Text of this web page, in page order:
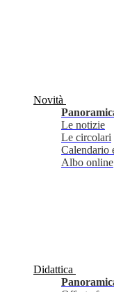
Novità
Le notizie
Le circolari
Calendario
Albo online
Didattica